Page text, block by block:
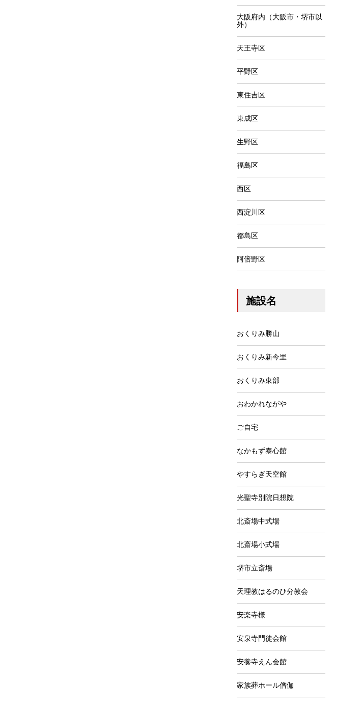
大阪府内（大阪市・堺市以
外）
天王寺区
平野区
東住吉区
東成区
生野区
福島区
西区
西淀川区
都島区
阿倍野区
施設名
おくりみ勝山
おくりみ新今里
おくりみ東部
おわかれながや
ご自宅
なかもず泰心館
やすらぎ天空館
光聖寺別院日想院
北斎場中式場
北斎場小式場
堺市立斎場
天理教はるのひ分教会
安楽寺様
安泉寺門徒会館
安養寺えん会館
家族葬ホール僧伽